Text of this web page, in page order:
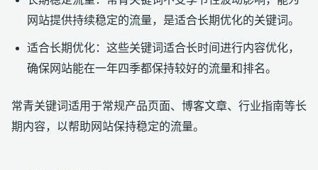
网站提供持续稳定的流量，是适合长期优化的关键词。
适合长期优化：这些关键词适合长时间进行内容优化，
确保网站能在一年四季都保持较好的流量和排名。
常青关键词适用于常规产品页面、博客文章、行业指南等长
期内容，以帮助网站保持稳定的流量。